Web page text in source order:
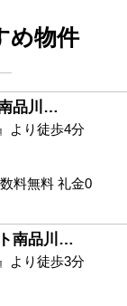
め物件
品川…
より徒歩4分
料無料 礼金0
南品川…
より徒歩3分